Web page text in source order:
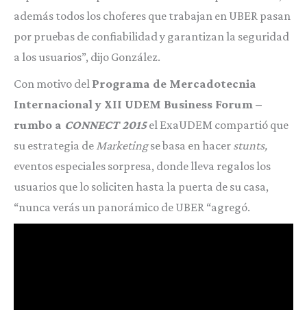
además todos los choferes que trabajan en UBER pasan
por pruebas de confiabilidad y garantizan la seguridad
a los usuarios”, dijo González.
Con motivo del Programa de Mercadotecnia
Internacional y XII UDEM Business Forum –
rumbo a CONNECT 2015el ExaUDEM compartió que
su estrategia de Marketingse basa en hacer stunts,
eventos especiales sorpresa, donde lleva regalos los
usuarios que lo soliciten hasta la puerta de su casa,
“nunca verás un panorámico de UBER “agregó.